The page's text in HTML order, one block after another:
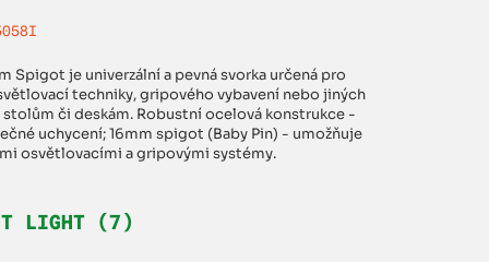
Spigot je univerzální a pevná svorka určená pro
techniky, gripového vybavení nebo jiných
či deskám. Robustní ocelová konstrukce -
uchycení; 16mm spigot (Baby Pin) - umožňuje
osvětlovacími a gripovými systémy.
LIGHT (7)